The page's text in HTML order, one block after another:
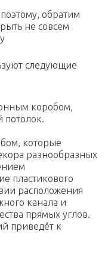
обратим
не совсем
следующие
коробом,
которые
разнообразных
пластикового
расположения
канала и
прямых углов.
приведёт к